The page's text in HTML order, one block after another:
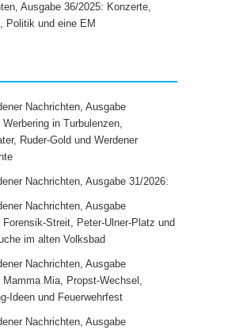
Ausgabe 36/2025: Konzerte,
Politik und eine EM
Nachrichten, Ausgabe
in Turbulenzen,
Ruder-Gold und Werdener
Nachrichten, Ausgabe 31/2026:
Nachrichten, Ausgabe
Forensik-Streit, Peter-Ulner-Platz und
im alten Volksbad
Nachrichten, Ausgabe
Mamma Mia, Propst-Wechsel,
Ideen und Feuerwehrfest
Nachrichten, Ausgabe